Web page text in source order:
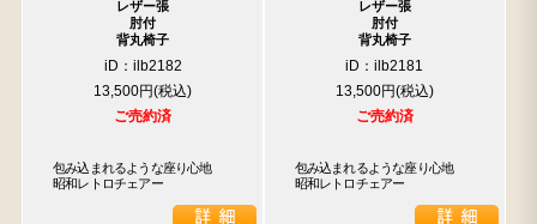
レザー張
肘付
背丸椅子
iD：ilb2182
13,500円
ご売約済
包み込まれるような座り心地
昭和レトロチェアー
レザー張
肘付
背丸椅子
iD：ilb2181
13,500円
ご売約済
包み込まれるような座り心地
昭和レトロチェアー